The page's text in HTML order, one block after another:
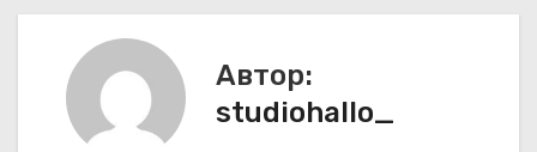
ц
Автор:
studiohallo_